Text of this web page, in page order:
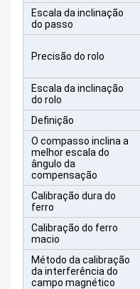
Escala da inclinação
do passo
Precisão do rolo
Escala da inclinação
do rolo
Definição
O compasso inclina a
melhor escala do
ângulo da
compensação
Calibração dura do
ferro
Calibração do ferro
macio
Método da calibração
da interferência do
campo magnético